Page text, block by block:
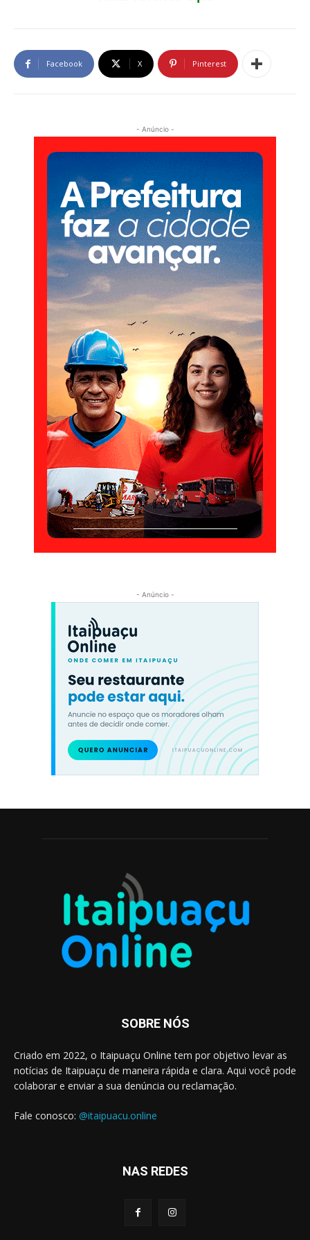
SOBRE NÓS
Criado em 2022, o Itaipuaçu Online tem por objetivo levar as
notícias de Itaipuaçu de maneira rápida e clara. Aqui você pode
colaborar e enviar a sua denúncia ou reclamação.
Fale conosco: @itaipuacu.online
NAS REDES